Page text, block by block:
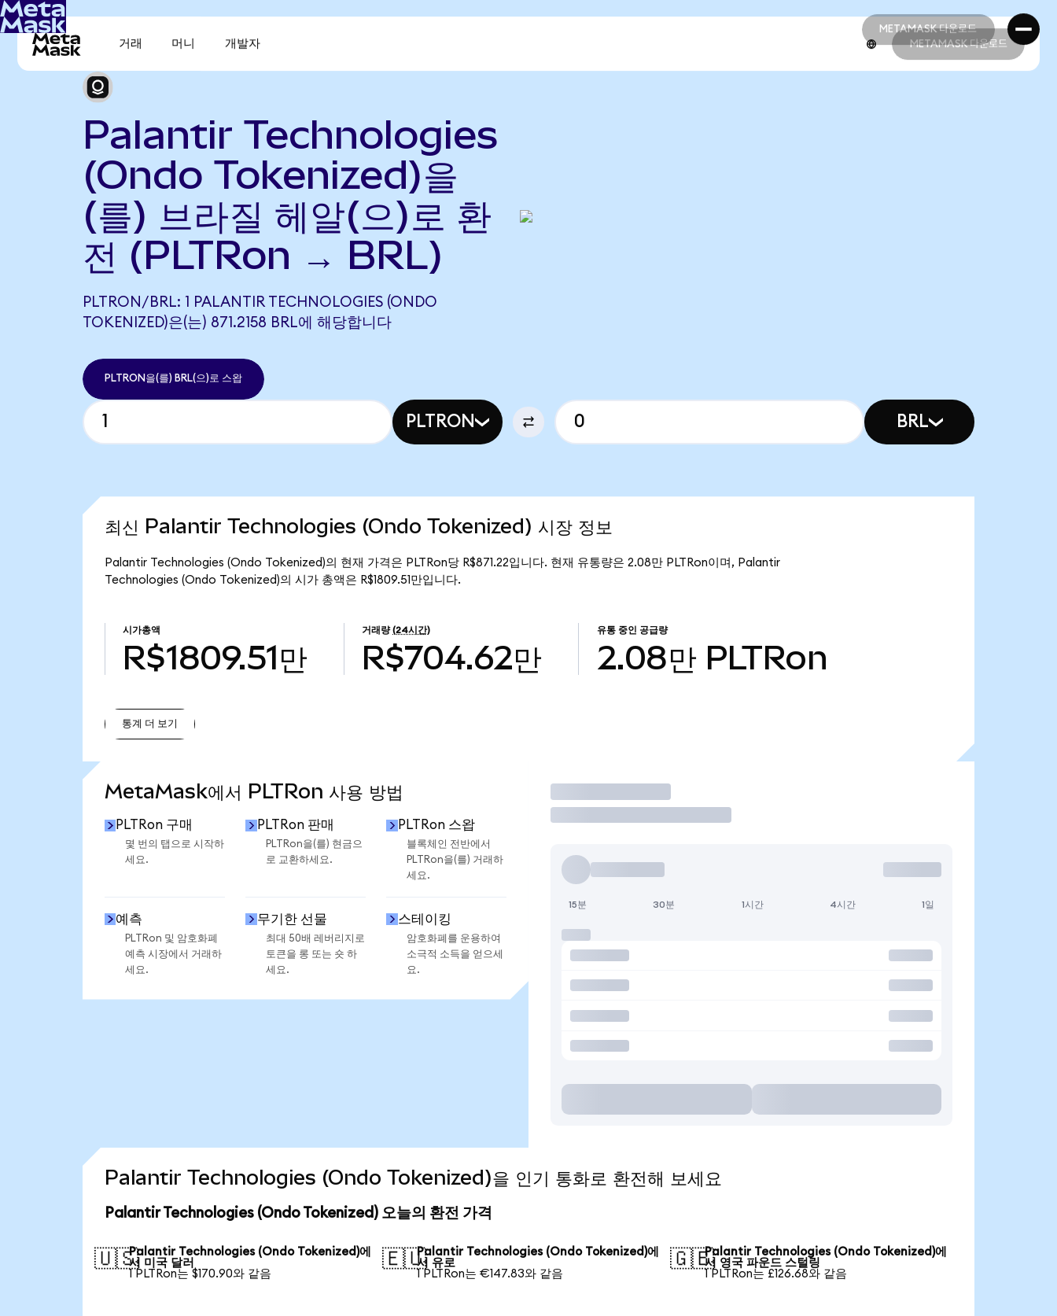
METAMASK 다운로드
METAMASK 다운로드
거래 머니 개발자 METAMASK 다운로드
Palantir Technologies
(Ondo Tokenized)을
(를) 브라질 헤알(으)로 환
전 (PLTRon → BRL)
PLTRON/BRL: 1 PALANTIR TECHNOLOGIES (ONDO
TOKENIZED)은(는) 871.2158 BRL에 해당합니다
PLTRON을(를) BRL(으)로 스왑
PLTRON BRL
최신 Palantir Technologies (Ondo Tokenized) 시장 정보
Palantir Technologies (Ondo Tokenized)의 현재 가격은 PLTRon당 R$871.22입니다. 현재 유통량은 2.08만 PLTRon이며, Palantir
Technologies (Ondo Tokenized)의 시가 총액은 R$1809.51만입니다.
시가총액
R$1809.51만
거래량 (24시간)
R$704.62만
유통 중인 공급량
2.08만 PLTRon
통계 더 보기
MetaMask에서 PLTRon 사용 방법
PLTRon 구매
몇 번의 탭으로 시작하
세요.
PLTRon 판매
PLTRon을(를) 현금으
로 교환하세요.
PLTRon 스왑
블록체인 전반에서
PLTRon을(를) 거래하
세요.
예측
PLTRon 및 암호화폐
예측 시장에서 거래하
세요.
무기한 선물
최대 50배 레버리지로
토큰을 롱 또는 숏 하
세요.
스테이킹
암호화폐를 운용하여
소극적 소득을 얻으세
요.
거래
15분 30분 1시간 4시간 1일
Palantir Technologies (Ondo Tokenized)을 인기 통화로 환전해 보세요
Palantir Technologies (Ondo Tokenized) 오늘의 환전 가격
🇺🇸Palantir Technologies (Ondo Tokenized)에
서 미국 달러
1 PLTRon는 $170.90와 같음
🇪🇺Palantir Technologies (Ondo Tokenized)에
서 유로
1 PLTRon는 €147.83와 같음
🇬🇧Palantir Technologies (Ondo Tokenized)에
서 영국 파운드 스털링
1 PLTRon는 £126.68와 같음